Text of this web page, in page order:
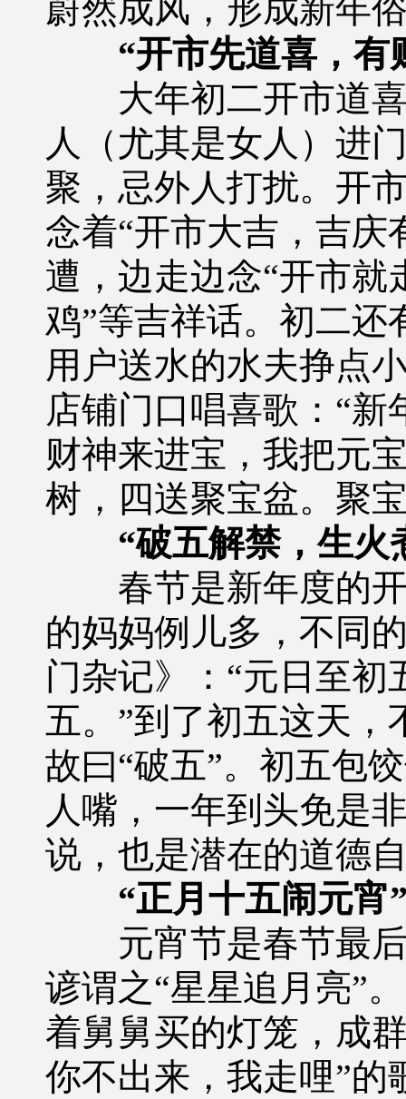
蔚然成风，形成新年
“开市先道喜，有
大年初二开市道喜
人（尤其是女人）进
聚，忌外人打扰。开
念着“开市大吉，吉庆
遭，边走边念“开市就
鸡”等吉祥话。初二还
用户送水的水夫挣点
店铺门口唱喜歌：“
财神来进宝，我把元
树，四送聚宝盆。聚
“破五解禁，生火
春节是新年度的开
的妈妈例儿多，不同
门杂记》：“元日至
五。”到了初五这天
故曰“破五”。初五包
人嘴，一年到头免是
说，也是潜在的道德
“正月十五闹元宵
元宵节是春节最后
谚谓之“星星追月亮”
着舅舅买的灯笼，成
你不出来，我走哩”